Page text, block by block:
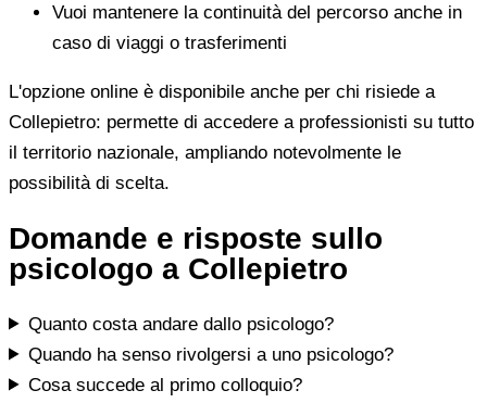
Vuoi mantenere la continuità del percorso anche in
caso di viaggi o trasferimenti
L'opzione online è disponibile anche per chi risiede a
Collepietro: permette di accedere a professionisti su tutto
il territorio nazionale, ampliando notevolmente le
possibilità di scelta.
Domande e risposte sullo
psicologo a Collepietro
Quanto costa andare dallo psicologo?
Quando ha senso rivolgersi a uno psicologo?
Cosa succede al primo colloquio?